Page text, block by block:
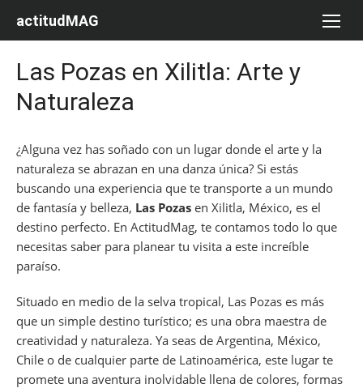
actitudMAG
Las Pozas en Xilitla: Arte y
Naturaleza
¿Alguna vez has soñado con un lugar donde el arte y la
naturaleza se abrazan en una danza única? Si estás
buscando una experiencia que te transporte a un mundo
de fantasía y belleza, Las Pozas en Xilitla, México, es el
destino perfecto. En ActitudMag, te contamos todo lo que
necesitas saber para planear tu visita a este increíble
paraíso.
Situado en medio de la selva tropical, Las Pozas es más
que un simple destino turístico; es una obra maestra de
creatividad y naturaleza. Ya seas de Argentina, México,
Chile o de cualquier parte de Latinoamérica, este lugar te
promete una aventura inolvidable llena de colores, formas